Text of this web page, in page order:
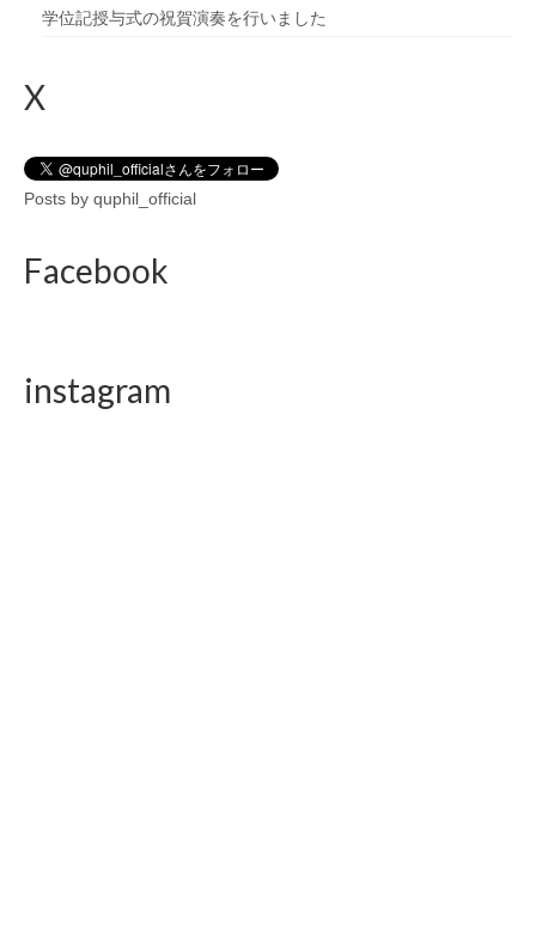
学位記授与式の祝賀演奏を行いました
X
Posts by quphil_official
Facebook
instagram